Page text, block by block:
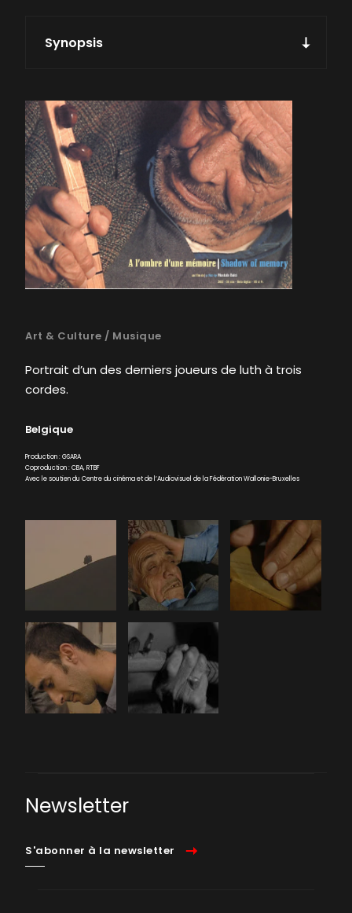
Synopsis
Art & Culture / Musique
Portrait d’un des derniers joueurs de luth à trois
cordes.
Belgique
Production : GSARA
Coproduction : CBA, RTBF
Avec le soutien du Centre du cinéma et de l’Audiovisuel de la Fédération Wallonie-Bruxelles
Newsletter
S'abonner à la newsletter